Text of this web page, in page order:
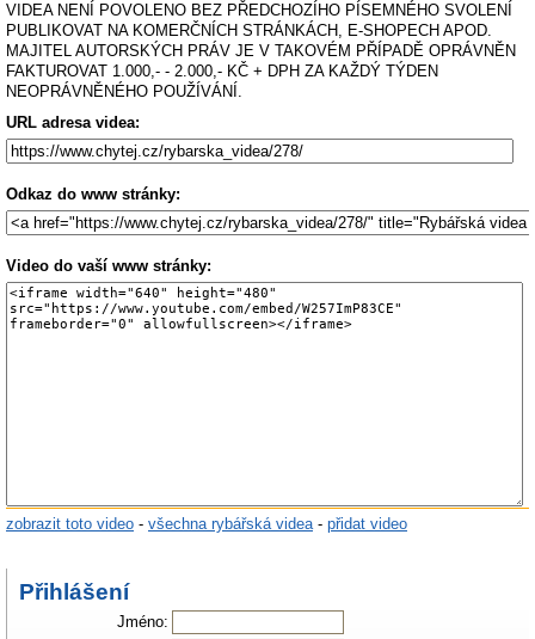
VIDEA NENÍ POVOLENO BEZ PŘEDCHOZÍHO PÍSEMNÉHO SVOLENÍ
PUBLIKOVAT NA KOMERČNÍCH STRÁNKÁCH, E-SHOPECH APOD.
MAJITEL AUTORSKÝCH PRÁV JE V TAKOVÉM PŘÍPADĚ OPRÁVNĚN
FAKTUROVAT 1.000,- - 2.000,- KČ + DPH ZA KAŽDÝ TÝDEN
NEOPRÁVNĚNÉHO POUŽÍVÁNÍ.
URL adresa videa:
Odkaz do www stránky:
Video do vaší www stránky:
zobrazit toto video - všechna rybářská videa- přidat video
Přihlášení
Jméno: